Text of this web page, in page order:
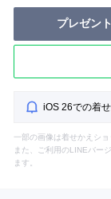
プレゼン
iOS 26での着
一部の画像は着せかえシ
また、ご利用のLINEバー
ます。